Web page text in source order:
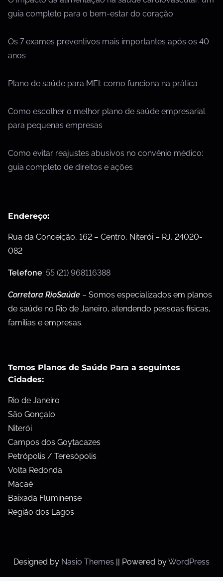
guia completo para o bem-estar do coração
Os 7 exames preventivos mais importantes após os 40
anos
Plano de saúde para MEI: como funciona na prática
Como escolher o melhor plano de saúde empresarial
para pequenas empresas
Como evitar reajustes abusivos no convênio médico:
guia completo de direitos e ações
Endereço:
Rua da Conceição, 162 – Centro, Niterói – RJ, 24020-
082
Telefone: 55 (21) 968116388
Corretora RioSaúde – Somos especializados em planos
de saúde no Rio de Janeiro, atendendo pessoas físicas,
famílias e empresas.
Temos Planos de Saúde Para a seguintes
Cidades:
Rio de Janeiro
São Gonçalo
Niterói
Campos dos Goytacazes
Petrópolis / Teresópolis
Volta Redonda
Macaé
Baixada Fluminense
Região dos Lagos
Designed by Nasio Themes Powered byWordPress